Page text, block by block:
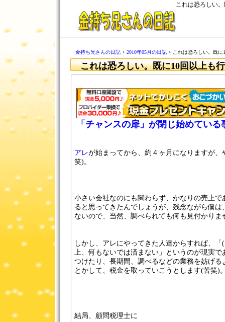
これは恐ろしい
金持ち兄さんの日記 > 2010年05月の日記 > これは恐ろしい。既に
これは恐ろしい。既に10回以上も
「チャンスの扉」が閉じ始めてい
アレが始まってから、約４ヶ月になりますが
笑)。
小さい会社なのにも関わらず、かなりの売上
ると思ってきたんでしょうが、残念ながら僕
ないので、当然、調べられても何も見付かりま
しかし、アレにやってきた人達からすれば、
上、何もないでは済まない」というのが現実
つけたり、長期間、調べるなどの業務を妨げ
とかして、税金を取っていこうとします(苦笑)
結局、顧問税理士に